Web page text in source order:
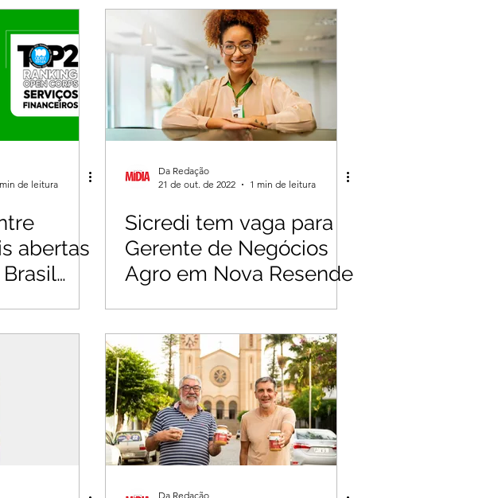
de leitura
abertas
Da Redação
21 de out. de 2022
1 min de leitura
Sicredi tem vaga para
Gerente de Negócios
Agro em Nova Resende
Da Redação